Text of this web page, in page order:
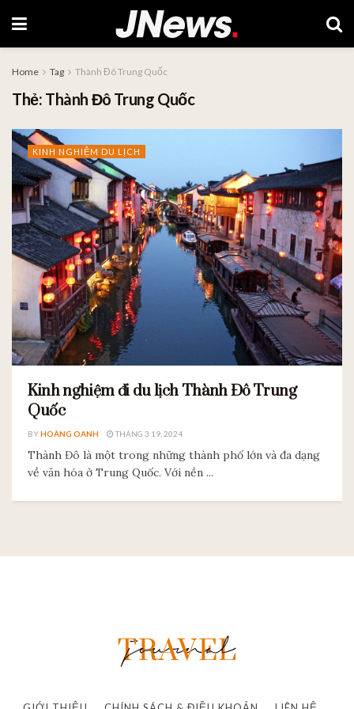
Home Tag Thành Đô Trung Quốc
Thẻ: Thành Đô Trung Quốc
KINH NGHIỆM DU LỊCH
Kinh nghiệm đi du lịch Thành Đô Trung
Quốc
BYHOÀNG OANH THÁNG 3 19, 2024
Thành Đô là một trong những thành phố lớn và đa dạng
về văn hóa ở Trung Quốc. Với nền ...